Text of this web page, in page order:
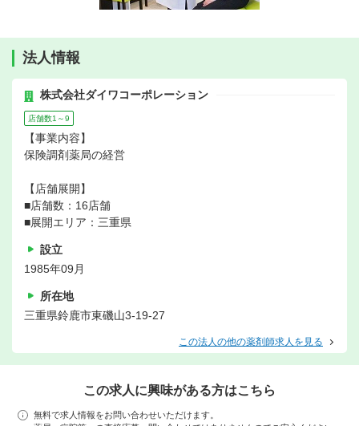
法人情報
株式会社ダイワコーポレーション
店舗数1～9
【事業内容】
保険調剤薬局の経営
【店舗展開】
■店舗数：16店舗
■展開エリア：三重県
設立
1985年09月
所在地
三重県鈴鹿市東磯山3-19-27
この法人の他の薬剤師求人を見る
この求人に興味がある方はこちら
無料で求人情報をお問い合わせいただけます。